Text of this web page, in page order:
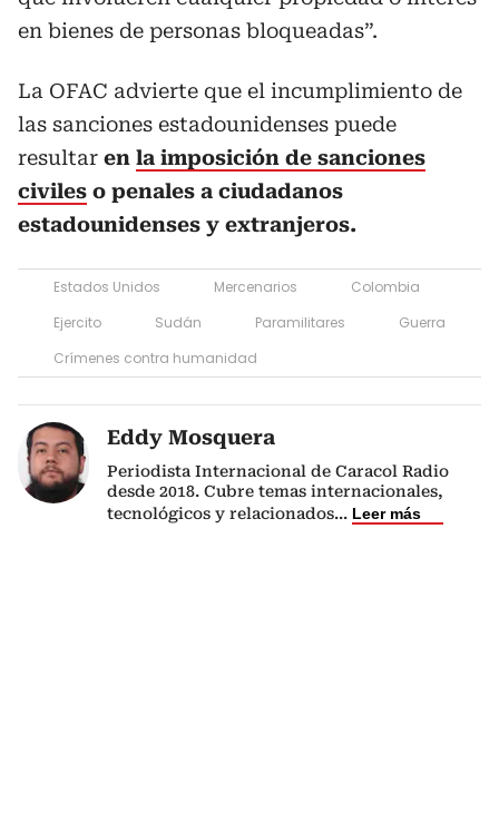
en bienes de personas bloqueadas”.
La OFAC advierte que el incumplimiento de
las sanciones estadounidenses puede
resultar en la imposición de sanciones
civiles o penales a ciudadanos
estadounidenses y extranjeros.
Estados Unidos Mercenarios
Colombia
Ejercito
Sudán Paramilitares
Guerra
Crímenes contra humanidad
Eddy Mosquera
Periodista Internacional de Caracol Radio
desde 2018. Cubre temas internacionales,
tecnológicos y relacionados... Leer más